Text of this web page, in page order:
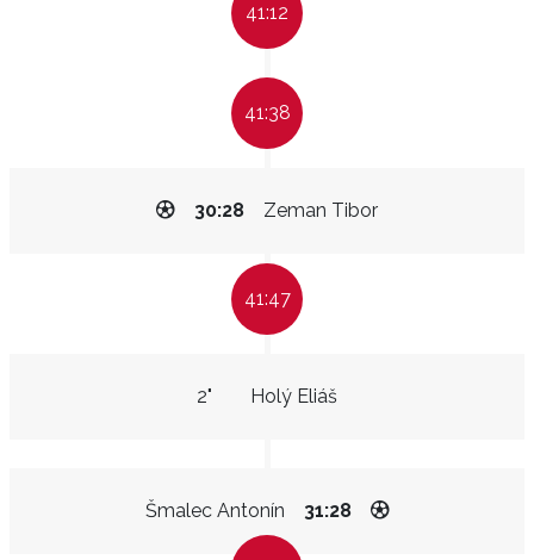
41:12
41:38
Zeman Tibor
30:28
41:47
Holý Eliáš
2"
Šmalec Antonín 31:28